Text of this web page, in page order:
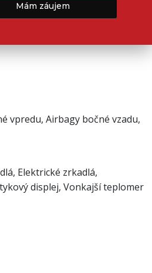
Mám záujem
vpredu, Airbagy bočné vzadu,
Elektrické zrkadlá,
displej, Vonkajší teplomer